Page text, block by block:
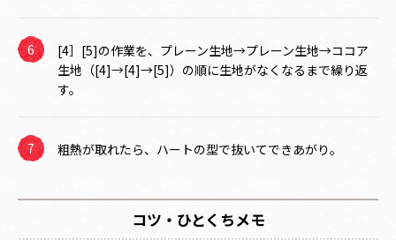
[4］[5]の作業を、プレーン生地→プレーン生地→ココア
生地（[4]→[4]→[5]）の順に生地がなくなるまで繰り返
す。
粗熱が取れたら、ハートの型で抜いてできあがり。
コツ・ひとくちメモ